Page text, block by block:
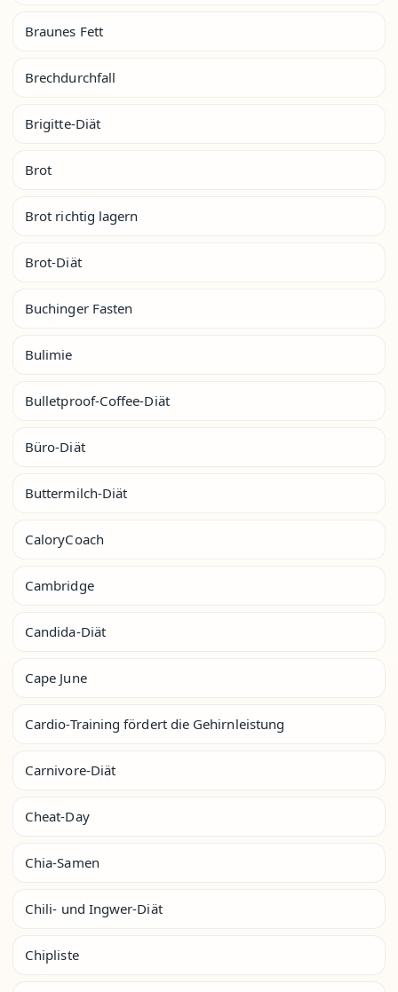
Braunes Fett
Brechdurchfall
Brigitte-Diät
Brot
Brot richtig lagern
Brot-Diät
Buchinger Fasten
Bulimie
Bulletproof-Coffee-Diät
Büro-Diät
Buttermilch-Diät
CaloryCoach
Cambridge
Candida-Diät
Cape June
Cardio-Training fördert die Gehirnleistung
Carnivore-Diät
Cheat-Day
Chia-Samen
Chili- und Ingwer-Diät
Chipliste